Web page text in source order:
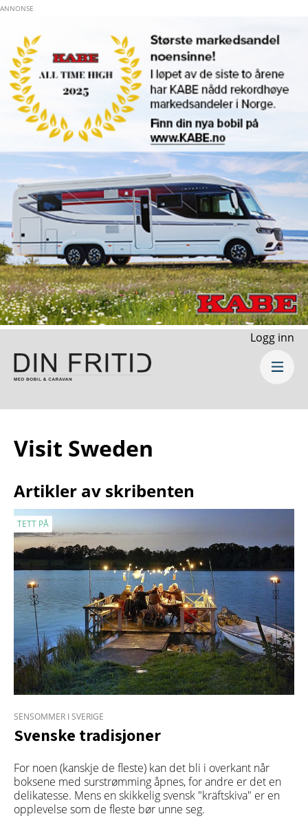
Logg inn
Visit Sweden
Artikler av skribenten
TETT PÅ
SENSOMMER I SVERIGE
Svenske tradisjoner
For noen (kanskje de fleste) kan det bli i overkant når
boksene med surstrømming åpnes, for andre er det en
delikatesse. Mens en skikkelig svensk "kräftskiva" er en
opplevelse som de fleste bør unne seg.